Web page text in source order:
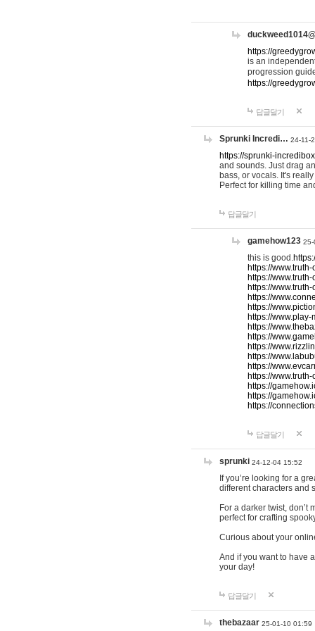
https://
is an
progression
https://
답글달기
Sprunki Incredi… 24-11-
https://sprunki-
and sounds. Just drag
bass, or vocals. It's
Perfect for killing time
답글달기
gamehow123 25-
this is good.
https://
https://
https://
https://
https://
https://
https://
https://
https://
https://
https://
https://
https://
https://
https://
답글달기
sprunki 24-12-04 15:52
If you’re looking for a
different characters and
For a darker twist, don’t
perfect for crafting
Curious about your
And if you want to have
your day!
답글달기
thebazaar 25-01-10 01:59